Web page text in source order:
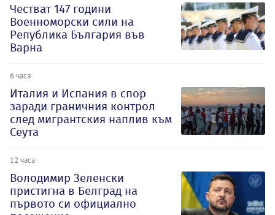
Честват 147 години
Военноморски сили на
Република България във
Варна
6 часа
Италия и Испания в спор
заради граничния контрол
след мигрантския наплив към
Сеута
12 часа
Володимир Зеленски
пристигна в Белград на
първото си официално